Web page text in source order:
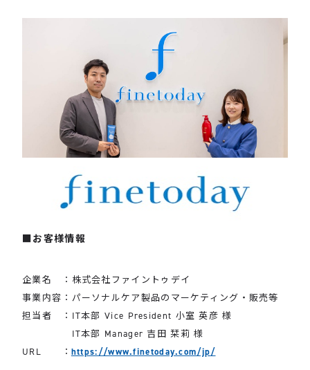
お客様情報
企業名 ：株式会社ファイントゥデイ
事業内容：パーソナルケア製品のマーケティング・販売等
担当者 ：IT本部 Vice President 小室 英彦 様
IT本部 Manager 吉田 栞莉 様
URL ： https://www.finetoday.com/jp/